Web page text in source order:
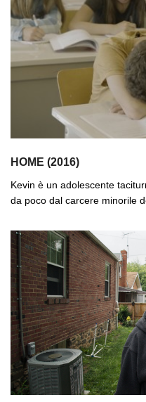
HOME (2016)
Kevin è un adolescente
da poco dal carcere minorile